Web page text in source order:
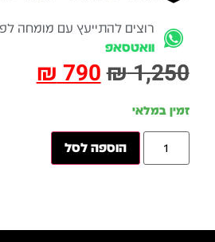
רוצים להתייעץ עם מומחה
וואטסאפ
₪1,250
₪790
זמין במלאי
הוספה לסל